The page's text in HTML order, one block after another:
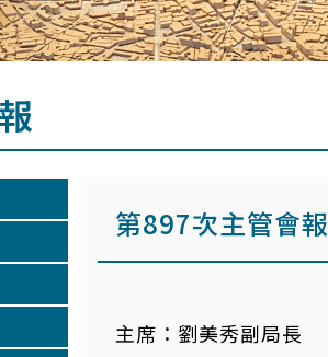
第897次主管會報
主席： 劉美秀副局長